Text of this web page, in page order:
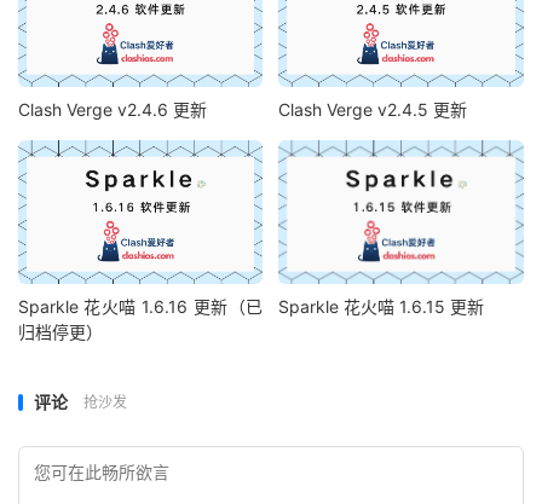
Clash Verge v2.4.6 更新 Clash Verge v2.4.5 更新
Sparkle 花火喵 1.6.16 更新（已
归档停更）
Sparkle 花火喵 1.6.15 更新
评论 抢沙发